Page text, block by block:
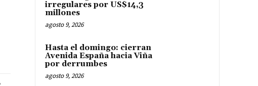
irregulares por US$14,3
millones
agosto 9, 2026
Hasta el domingo: cierran
Avenida España hacia Viña
por derrumbes
agosto 9, 2026